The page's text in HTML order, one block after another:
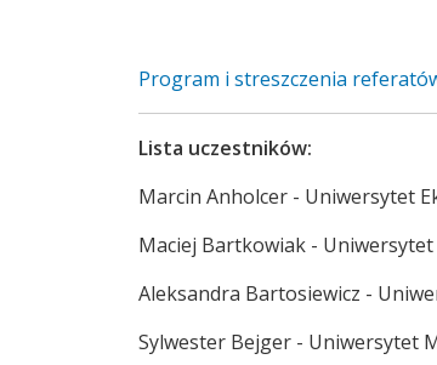
Program i streszczenia
Lista uczestników:
Marcin Anholcer - Uniwersytet
Maciej Bartkowiak -
Aleksandra Bartosiewicz -
Sylwester Bejger - Uniwersytet